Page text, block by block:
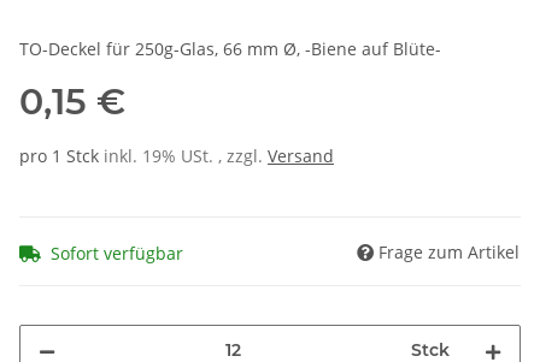
TO-Deckel für 250g-Glas, 66 mm Ø, -Biene auf Blüte-
0,15 €
pro 1 Stck inkl. 19% USt. , zzgl. Versand
Sofort verfügbar Frage zum Artikel
Stck